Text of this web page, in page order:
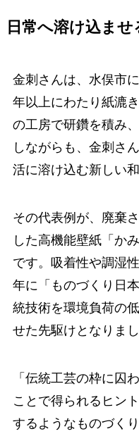
日常へ溶け込ま
金刺さんは、水俣市
年以上にわたり紙漉
の工房で研鑽を積み
しながらも、金刺さ
活に溶け込む新しい
その代表例が、廃棄
した高機能壁紙「か
です。吸着性や調湿
年に「ものづくり日
統技術を環境負荷の
せた先駆けとなりまし
「伝統工芸の枠に囚
ことで得られるヒン
するようなものづく